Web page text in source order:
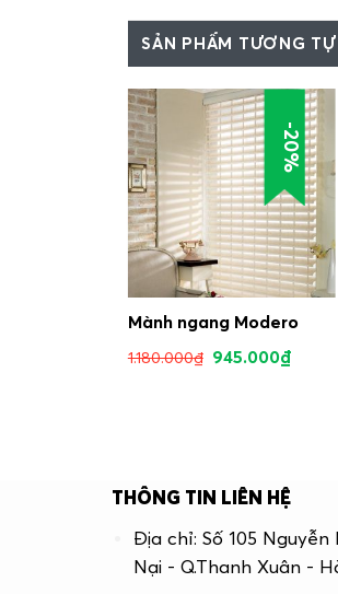
SẢN PHẨM TƯƠNG TỰ
-20%
Mành ngang Modero
1.180.000₫ 945.000₫
THÔNG TIN LIÊN HỆ
Địa chỉ: Số 105 Nguyễn
Nại - Q.Thanh Xuân -